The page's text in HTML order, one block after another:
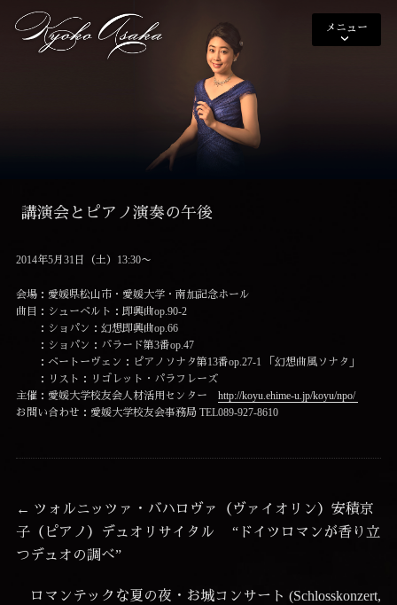
メニュー
講演会とピアノ演奏の午後
2014年5月31日（土）13:30〜
会場：愛媛県松山市・愛媛大学・南加記念ホール
曲目：シューベルト：即興曲op.90-2
：ショパン：幻想即興曲op.66
：ショパン：バラード第3番op.47
：ベートーヴェン：ピアノソナタ第13番op.27-1 「幻想曲風ソナタ」
：リスト：リゴレット・パラフレーズ
主催：愛媛大学校友会人材活用センター http://koyu.ehime-u.jp/koyu/npo/
お問い合わせ：愛媛大学校友会事務局 TEL089-927-8610
投
稿
ナ
ビ
← 前
の
投
ツォルニッツァ・バハロヴァ（ヴァイオリン）安積京
子（ピアノ）デュオリサイタル “ドイツロマンが香り立
つデュオの調べ”
次
ロマンテックな夏の夜・お城コンサート (Schlosskonzert,